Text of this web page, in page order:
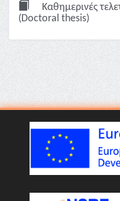
Καθημερινές
(Doctoral thesis)